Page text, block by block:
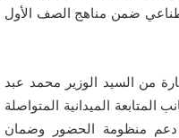
ضمن مناهج الصف الأول
الدراسة أن تنفيذ 612 زيارة من السيد الوزير محمد عبد
الميدانية المتواصلة
دعم منظومة الحضور وضمان